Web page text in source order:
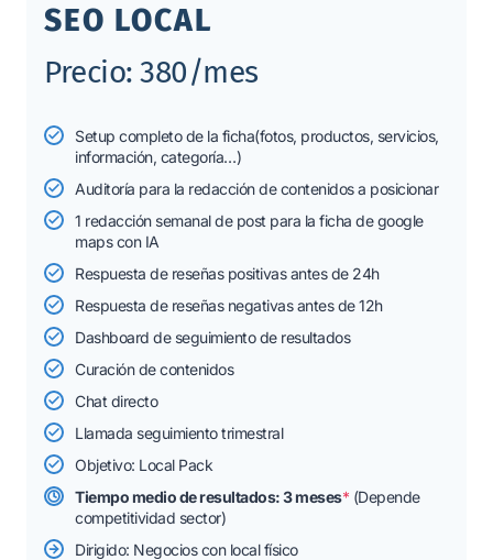
SEO LOCAL
Precio: 380/mes
Setup completo de la ficha(fotos, productos, servicios,
información, categoría…)
Auditoría para la redacción de contenidos a posicionar
1 redacción semanal de post para la ficha de google
maps con IA
Respuesta de reseñas positivas antes de 24h
Respuesta de reseñas negativas antes de 12h
Dashboard de seguimiento de resultados
Curación de contenidos
Chat directo
Llamada seguimiento trimestral
Objetivo: Local Pack
Tiempo medio de resultados: 3 meses* (Depende
competitividad sector)
Dirigido: Negocios con local físico